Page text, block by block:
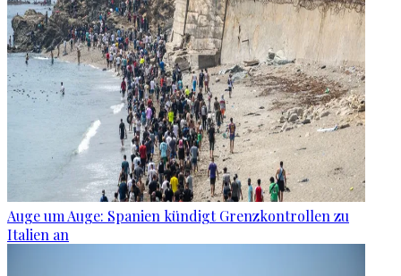
Auge um Auge: Spanien kündigt Grenzkontrollen zu
Italien an